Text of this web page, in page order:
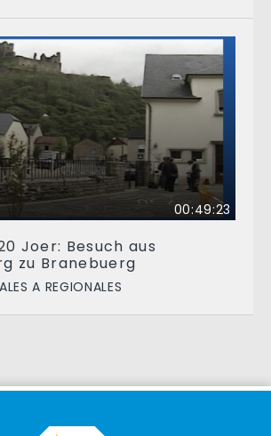
00:49:23
Joer: Besuch aus
zu Branebuerg
A REGIONALES